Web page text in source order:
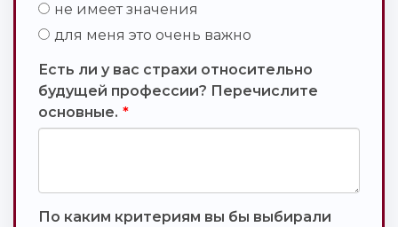
не имеет значения
для меня это очень важно
Есть ли у вас страхи относительно
будущей профессии? Перечислите
основные. *
По каким критериям вы бы выбирали